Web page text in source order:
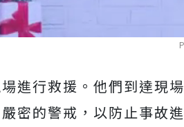
進行救援。他們到達現
密的警戒，以防止事故